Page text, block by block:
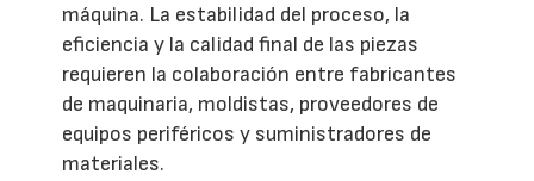
máquina. La estabilidad del proceso, la
eficiencia y la calidad final de las piezas
requieren la colaboración entre fabricantes
de maquinaria, moldistas, proveedores de
equipos periféricos y suministradores de
materiales.